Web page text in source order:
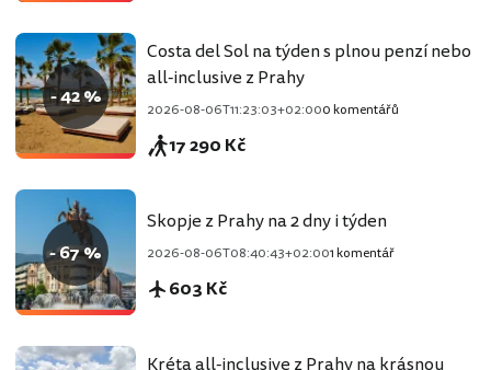
- 42 %
Costa del Sol na týden s plnou penzí nebo
all-inclusive z Prahy
2026-08-06T11:23:03+02:000 komentářů
17 290 Kč
- 67 %
Skopje z Prahy na 2 dny i týden
2026-08-06T08:40:43+02:001 komentář
603 Kč
Kréta all-inclusive z Prahy na krásnou